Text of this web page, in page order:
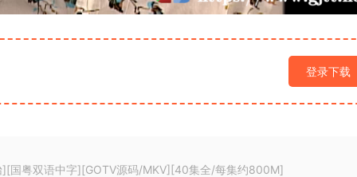
登录下载
国粤双语中字][GOTV源码/MKV][40集全/每集约800M]